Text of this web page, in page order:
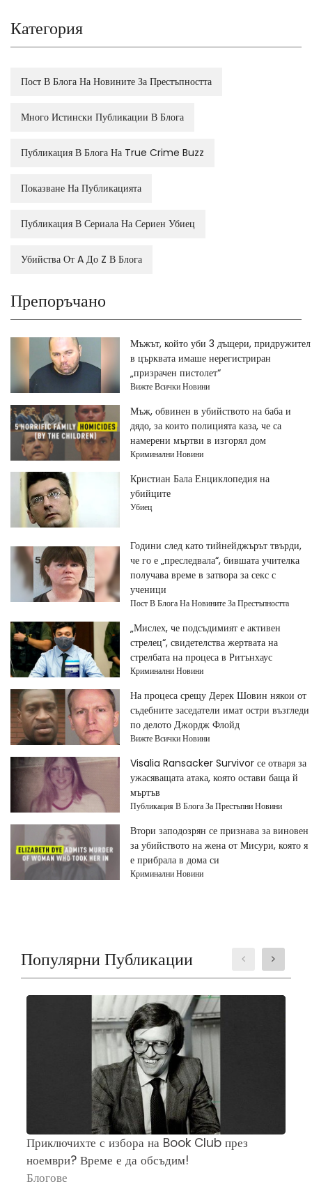
Категория
Пост В Блога На Новините За Престъпността
Много Истински Публикации В Блога
Публикация В Блога На True Crime Buzz
Показване На Публикацията
Публикация В Сериала На Сериен Убиец
Убийства От A До Z В Блога
Препоръчано
Мъжът, който уби 3 дъщери, придружител
в църквата имаше нерегистриран
„призрачен пистолет“
Вижте Всички Новини
Мъж, обвинен в убийството на баба и
дядо, за които полицията каза, че са
намерени мъртви в изгорял дом
Криминални Новини
Кристиан Бала Енциклопедия на
убийците
Убиец
Години след като тийнейджърът твърди,
че го е „преследвала“, бившата учителка
получава време в затвора за секс с
ученици
Пост В Блога На Новините За Престъпността
„Мислех, че подсъдимият е активен
стрелец“, свидетелства жертвата на
стрелбата на процеса в Ритънхаус
Криминални Новини
На процеса срещу Дерек Шовин някои от
съдебните заседатели имат остри възгледи
по делото Джордж Флойд
Вижте Всички Новини
Visalia Ransacker Survivor се отваря за
ужасяващата атака, която остави баща й
мъртъв
Публикация В Блога За Престъпни Новини
Втори заподозрян се признава за виновен
за убийството на жена от Мисури, която я
е прибрала в дома си
Криминални Новини
Популярни Публикации
Приключихте с избора на Book Club през
ноември? Време е да обсъдим!
Блогове